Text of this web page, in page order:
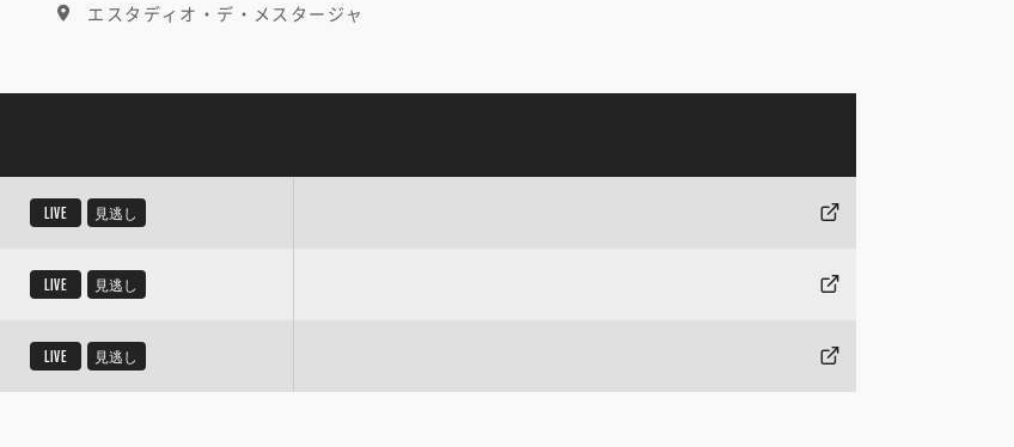
エスタディオ・デ・メスタージャ
LIVE 見逃し
LIVE 見逃し
LIVE 見逃し